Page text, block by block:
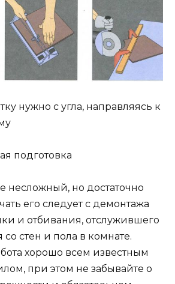
нужно с угла, направляясь к
подготовка
несложный, но достаточно
его следует с демонтажа
и отбивания, отслужившего
стен и пола в комнате.
хорошо всем известным
при этом не забывайте о